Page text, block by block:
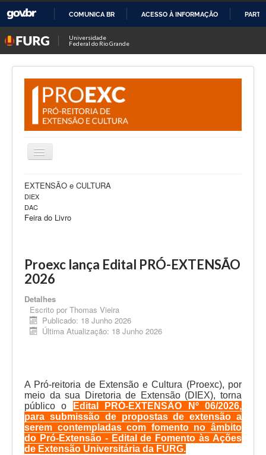
O
CONTEÚDO
COMUNICA BR ACESSO À INFORMAÇÃO
Universidade
Federal do Rio Grande
Alternar
Notícias
Sobre Nós
Editais
Fale Conosco
EXTENSÃO e CULTURA
DIEX
DAC
Feira do Livro
Proexc lança Edital PRÓ-EXTENSÃO
2026
Detalhes
Escrito por Thomas Vieira
Publicado: 18 Junho 2026
Última Atualização: 18 Junho 2026
A Pró-reitoria de Extensão e Cultura (Proexc), por
meio da sua Diretoria de Extensão (DIEX), torna
público o
Edital PRÓ-EXTENSÃO Nº06/2026,
para submissão de propostas de extensão a
serem contempladas com fomento no âmbito
do Pró-Extensão - Edital de Fomento às Ações
de Extensão Universitária da FURG.